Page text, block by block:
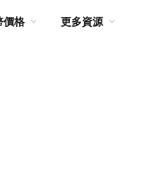
價格 更多資源